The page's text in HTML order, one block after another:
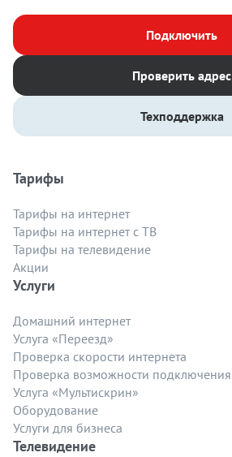
Подключить
Проверить адрес
Техподдержка
Тарифы
Тарифы на интернет
Тарифы на интернет с ТВ
Тарифы на телевидение
Акции
Услуги
Домашний интернет
Услуга «Переезд»
Проверка скорости интернета
Проверка возможности подключения
Услуга «Мультискрин»
Оборудование
Услуги для бизнеса
Телевидение